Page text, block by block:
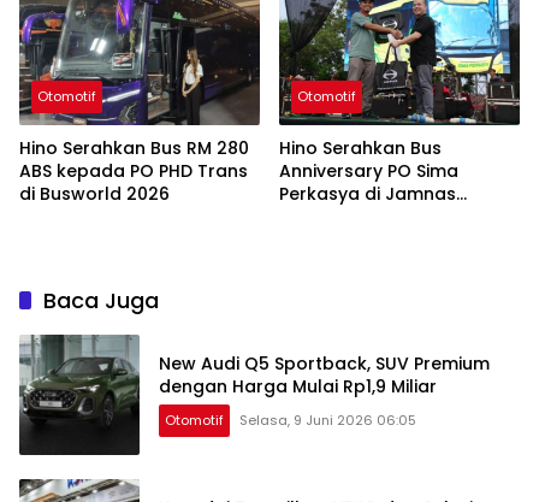
Otomotif
Hino Serahkan Bus RM 280
ABS kepada PO PHD Trans
di Busworld 2026
Otomotif
Hino Serahkan Bus
Anniversary PO Sima
Perkasya di Jamnas
Baca Juga
New Audi Q5 Sportback, SUV Premium
dengan Harga Mulai Rp1,9 Miliar
Otomotif Selasa, 9 Juni 2026 06:05